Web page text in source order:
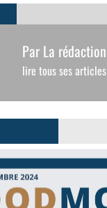
Par La rédaction
lire tous ses articles
PLUS D'INFOS